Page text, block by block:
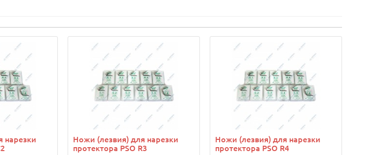
нарезки
Ножи (лезвия) для нарезки
протектора PSO R3
Ножи (лезвия) для нарезки
протектора PSO R4